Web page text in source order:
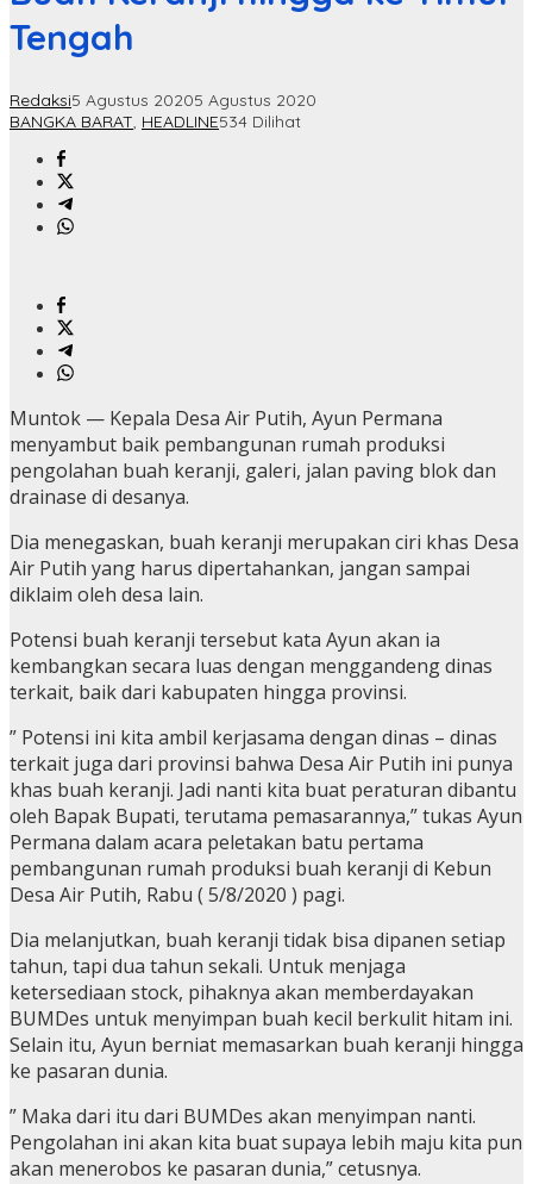
Tengah
Redaksi5 Agustus 20205 Agustus 2020
BANGKA BARAT, HEADLINE534 Dilihat
Muntok — Kepala Desa Air Putih, Ayun Permana
menyambut baik pembangunan rumah produksi
pengolahan buah keranji, galeri, jalan paving blok dan
drainase di desanya.
Dia menegaskan, buah keranji merupakan ciri khas Desa
Air Putih yang harus dipertahankan, jangan sampai
diklaim oleh desa lain.
Potensi buah keranji tersebut kata Ayun akan ia
kembangkan secara luas dengan menggandeng dinas
terkait, baik dari kabupaten hingga provinsi.
” Potensi ini kita ambil kerjasama dengan dinas – dinas
terkait juga dari provinsi bahwa Desa Air Putih ini punya
khas buah keranji. Jadi nanti kita buat peraturan dibantu
oleh Bapak Bupati, terutama pemasarannya,” tukas Ayun
Permana dalam acara peletakan batu pertama
pembangunan rumah produksi buah keranji di Kebun
Desa Air Putih, Rabu ( 5/8/2020 ) pagi.
Dia melanjutkan, buah keranji tidak bisa dipanen setiap
tahun, tapi dua tahun sekali. Untuk menjaga
ketersediaan stock, pihaknya akan memberdayakan
BUMDes untuk menyimpan buah kecil berkulit hitam ini.
Selain itu, Ayun berniat memasarkan buah keranji hingga
ke pasaran dunia.
” Maka dari itu dari BUMDes akan menyimpan nanti.
Pengolahan ini akan kita buat supaya lebih maju kita pun
akan menerobos ke pasaran dunia,” cetusnya.